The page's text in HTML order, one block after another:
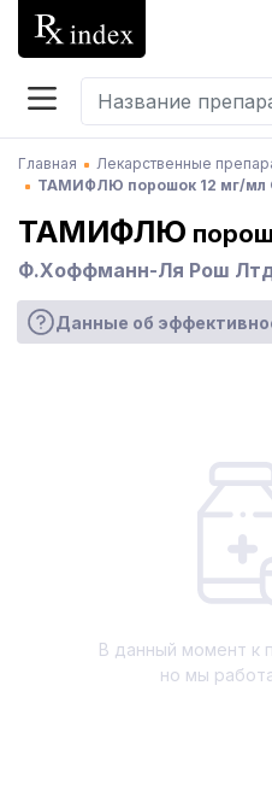
Главная Лекарственные
ТАМИФЛЮ порошок 12 мг/
ТАМИФЛЮ
Ф.Хоффманн-Ля Рош
Данные об
В данный момент к
но мы